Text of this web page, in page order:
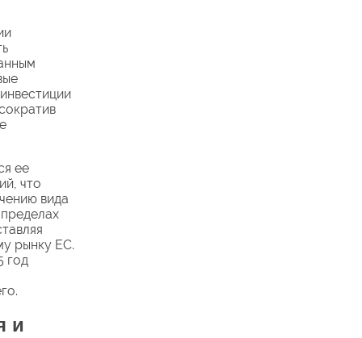
ее
что
вида
рынку ЕС.
год
и